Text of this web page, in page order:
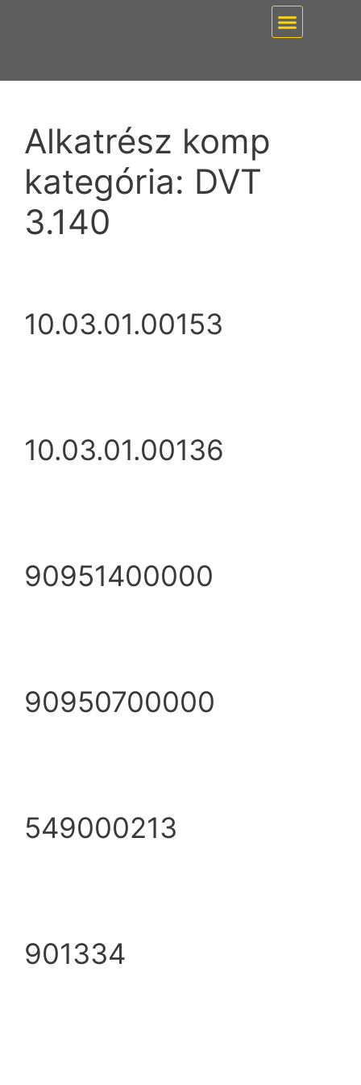
Alkatrész komp
kategória: DVT
3.140
10.03.01.00153
10.03.01.00136
90951400000
90950700000
549000213
901334